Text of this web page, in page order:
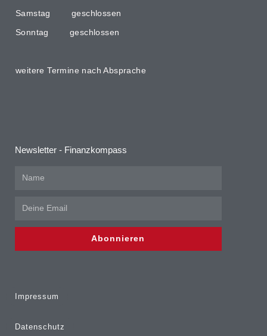
Samstag geschlossen
Sonntag geschlossen
weitere Termine nach Absprache
Newsletter - Finanzkompass
Abonnieren
Impressum
Datenschutz